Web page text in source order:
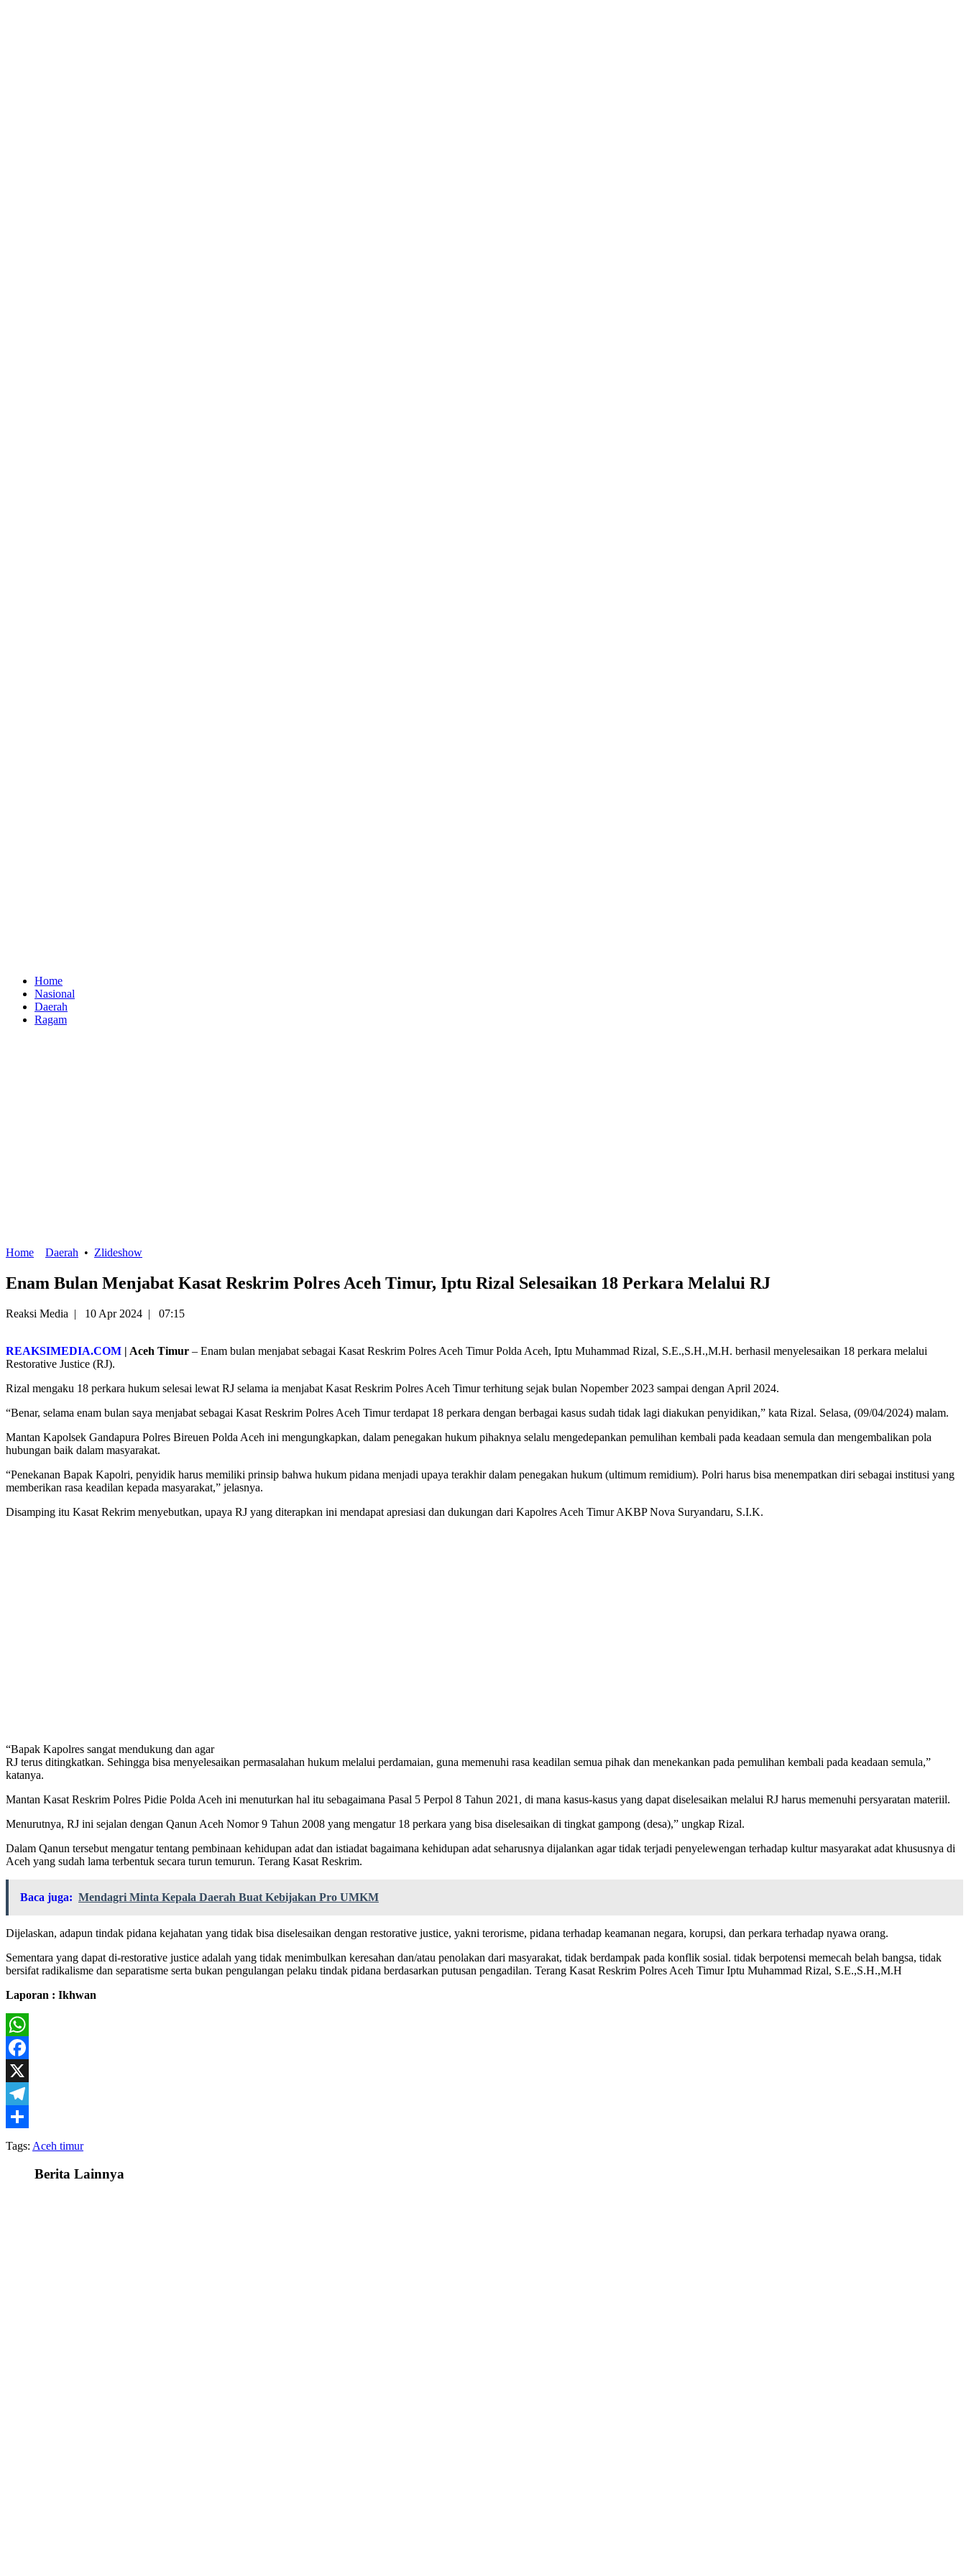
Home
Nasional
Daerah
Ragam
Home Daerah • Zlideshow
Enam Bulan Menjabat Kasat Reskrim Polres Aceh Timur, Iptu Rizal Selesaikan 18 Perkara Melalui RJ
Reaksi Media | 10 Apr 2024 | 07:15
REAKSIMEDIA.COM | Aceh Timur – Enam bulan menjabat sebagai Kasat Reskrim Polres Aceh Timur Polda Aceh, Iptu Muhammad Rizal, S.E.,S.H.,M.H. berhasil menyelesaikan 18 perkara melalui
Restorative Justice (RJ).
Rizal mengaku 18 perkara hukum selesai lewat RJ selama ia menjabat Kasat Reskrim Polres Aceh Timur terhitung sejak bulan Nopember 2023 sampai dengan April 2024.
“Benar, selama enam bulan saya menjabat sebagai Kasat Reskrim Polres Aceh Timur terdapat 18 perkara dengan berbagai kasus sudah tidak lagi diakukan penyidikan,” kata Rizal. Selasa, (09/04/2024) malam.
Mantan Kapolsek Gandapura Polres Bireuen Polda Aceh ini mengungkapkan, dalam penegakan hukum pihaknya selalu mengedepankan pemulihan kembali pada keadaan semula dan mengembalikan pola
hubungan baik dalam masyarakat.
“Penekanan Bapak Kapolri, penyidik harus memiliki prinsip bahwa hukum pidana menjadi upaya terakhir dalam penegakan hukum (ultimum remidium). Polri harus bisa menempatkan diri sebagai institusi yang
memberikan rasa keadilan kepada masyarakat,” jelasnya.
Disamping itu Kasat Rekrim menyebutkan, upaya RJ yang diterapkan ini mendapat apresiasi dan dukungan dari Kapolres Aceh Timur AKBP Nova Suryandaru, S.I.K.
“Bapak Kapolres sangat mendukung dan agar
RJ terus ditingkatkan. Sehingga bisa menyelesaikan permasalahan hukum melalui perdamaian, guna memenuhi rasa keadilan semua pihak dan menekankan pada pemulihan kembali pada keadaan semula,”
katanya.
Mantan Kasat Reskrim Polres Pidie Polda Aceh ini menuturkan hal itu sebagaimana Pasal 5 Perpol 8 Tahun 2021, di mana kasus-kasus yang dapat diselesaikan melalui RJ harus memenuhi persyaratan materiil.
Menurutnya, RJ ini sejalan dengan Qanun Aceh Nomor 9 Tahun 2008 yang mengatur 18 perkara yang bisa diselesaikan di tingkat gampong (desa),” ungkap Rizal.
Dalam Qanun tersebut mengatur tentang pembinaan kehidupan adat dan istiadat bagaimana kehidupan adat seharusnya dijalankan agar tidak terjadi penyelewengan terhadap kultur masyarakat adat khususnya di
Aceh yang sudah lama terbentuk secara turun temurun. Terang Kasat Reskrim.
Baca juga: Mendagri Minta Kepala Daerah Buat Kebijakan Pro UMKM
Dijelaskan, adapun tindak pidana kejahatan yang tidak bisa diselesaikan dengan restorative justice, yakni terorisme, pidana terhadap keamanan negara, korupsi, dan perkara terhadap nyawa orang.
Sementara yang dapat di-restorative justice adalah yang tidak menimbulkan keresahan dan/atau penolakan dari masyarakat, tidak berdampak pada konflik sosial. tidak berpotensi memecah belah bangsa, tidak
bersifat radikalisme dan separatisme serta bukan pengulangan pelaku tindak pidana berdasarkan putusan pengadilan. Terang Kasat Reskrim Polres Aceh Timur Iptu Muhammad Rizal, S.E.,S.H.,M.H
Laporan : Ikhwan
WhatsApp
Facebook
X
Telegram
Share
Tags: Aceh timur
Berita Lainnya